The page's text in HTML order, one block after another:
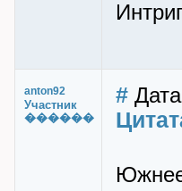
anton92
Участник
������
#
Южнее